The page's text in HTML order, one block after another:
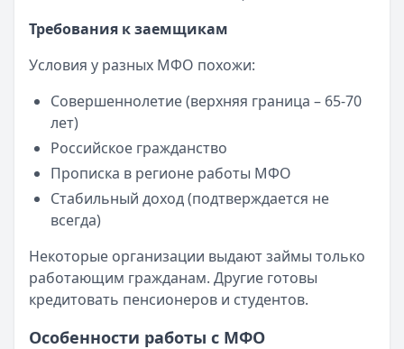
Требования к заемщикам
Условия у разных МФО похожи:
Совершеннолетие (верхняя граница – 65-70
лет)
Российское гражданство
Прописка в регионе работы МФО
Стабильный доход (подтверждается не
всегда)
Некоторые организации выдают займы только
работающим гражданам. Другие готовы
кредитовать пенсионеров и студентов.
Особенности работы с МФО